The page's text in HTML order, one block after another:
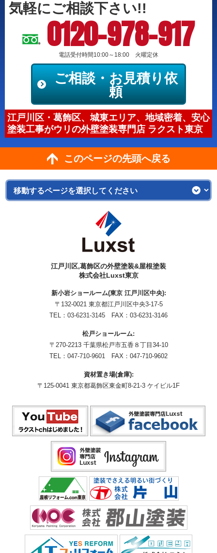
気軽にご相談下さい!!
0120-978-917
電話受付時間10:00～18:00 火曜定休
ご相談・お見積り依
頼
江戸川区・葛飾区、城東エリア、地域密着、安心
塗装工事がウリの外壁塗装専門店 ラクスト東京
このページの先頭へ戻る
江戸川区,葛飾区の外壁塗装&屋根塗装
株式会社Luxst東京
新小岩ショールーム(東京 江戸川区中央):
〒132-0021 東京都江戸川区中央3-17-5
TEL： 03-6231-3145 FAX：03-6231-3146
松戸ショールーム:
〒270-2213 千葉県松戸市五香８丁目34-10
TEL： 047-710-9601 FAX：047-710-9602
資材置き場(倉庫):
〒125-0041 東京都葛飾区東金町8-21-3 ケイビル1F